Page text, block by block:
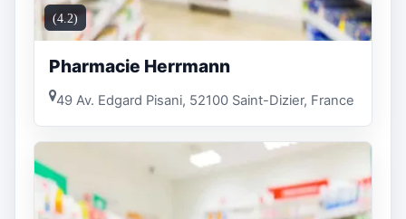
(4.2)
Pharmacie Herrmann
49 Av. Edgard Pisani, 52100 Saint-Dizier, France